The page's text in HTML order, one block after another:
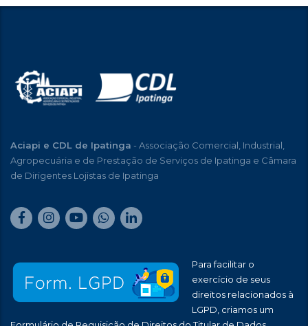
Aciapi e CDL de Ipatinga - Associação Comercial, Industrial,
Agropecuária e de Prestação de Serviços de Ipatinga e Câmara
de Dirigentes Lojistas de Ipatinga
Para facilitar o
exercício de seus
direitos relacionados à
LGPD, criamos um